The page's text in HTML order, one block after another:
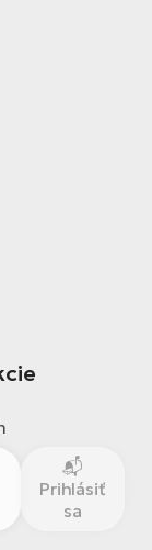
Prihlásiť
sa